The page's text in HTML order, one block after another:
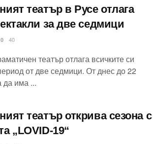
театър в Русе отлага
за две седмици
0 40
театър отлага всичките си
от две седмици. От днес до 22
да има ...
театър открива сезона с
„LOVID-19“